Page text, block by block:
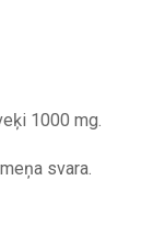
1000 mg.
svara.